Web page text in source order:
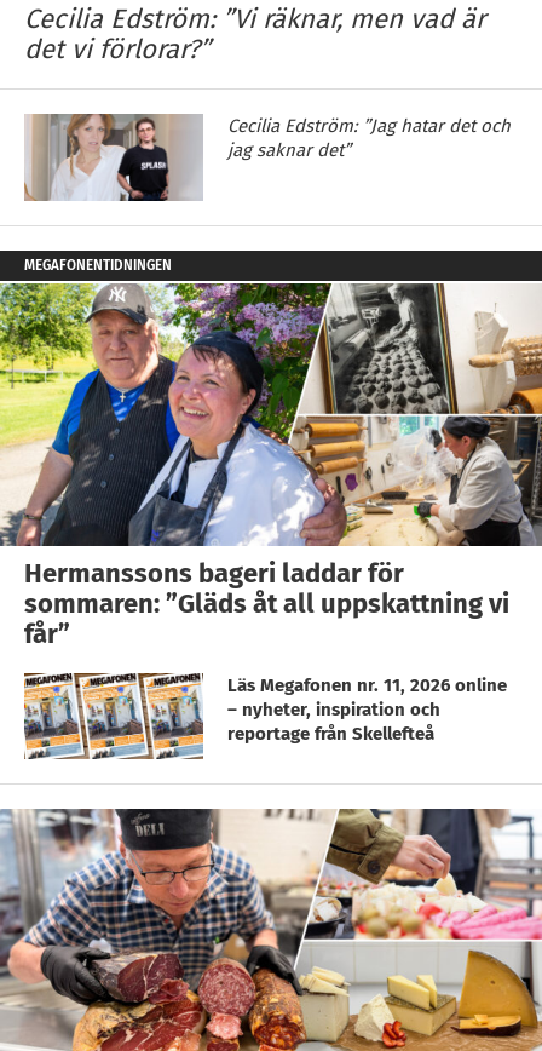
Cecilia Edström: ”Vi räknar, men vad är
det vi förlorar?”
Cecilia Edström: ”Jag hatar det och
jag saknar det”
MEGAFONENTIDNINGEN
Hermanssons bageri laddar för
sommaren: ”Gläds åt all uppskattning vi
får”
Läs Megafonen nr. 11, 2026 online
– nyheter, inspiration och
reportage från Skellefteå